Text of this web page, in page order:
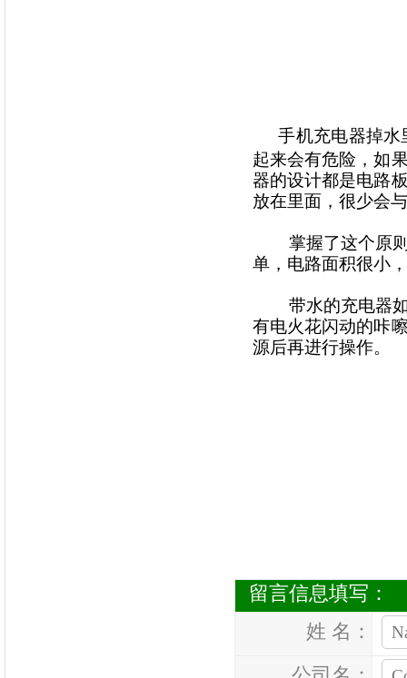
手机充电器掉水
起来会有危险，如
器的设计都是电路
放在里面，很少会
掌握了这个原则
单，电路面积很小
带水的充电器如
有电火花闪动的咔
源后再进行操作。
留言信息填写：
姓 名：